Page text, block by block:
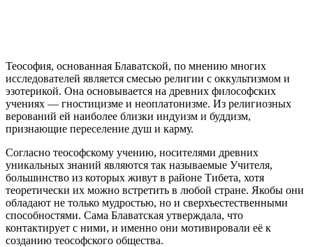
Теософия, основанная Блаватской, по мнению многих
исследователей является смесью религии с оккультизмом и
эзотерикой. Она основывается на древних философских
учениях — гностицизме и неоплатонизме. Из религиозных
верований ей наиболее близки индуизм и буддизм,
признающие переселение душ и карму.
Согласно теософскому учению, носителями древних
уникальных знаний являются так называемые Учителя,
большинство из которых живут в районе Тибета, хотя
теоретически их можно встретить в любой стране. Якобы они
обладают не только мудростью, но и сверхъестественными
способностями. Сама Блаватская утверждала, что
контактирует с ними, и именно они мотивировали её к
созданию теософского общества.